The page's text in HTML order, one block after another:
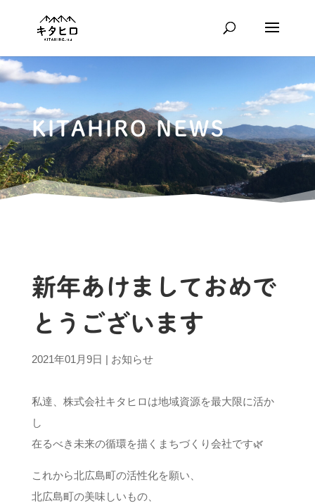
KITAHIRO NEWS
新年あけましておめで
とうございます
2021年01月9日 | お知らせ
私達、株式会社キタヒロは地域資源を最大限に活か
し
在るべき未来の循環を描くまちづくり会社です🌿
これから北広島町の活性化を願い、
北広島町の美味しいもの、